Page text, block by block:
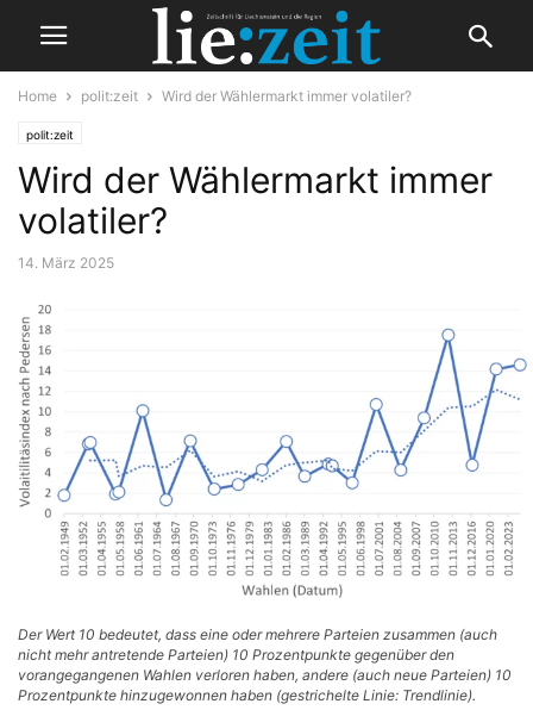
Home polit:zeit Wird der Wählermarkt immer volatiler?
polit:zeit
Wird der Wählermarkt immer
volatiler?
14. März 2025
Der Wert 10 bedeutet, dass eine oder mehrere Parteien zusammen (auch
nicht mehr antretende Parteien) 10 Prozentpunkte gegenüber den
vorangegangenen Wahlen verloren haben, andere (auch neue Parteien) 10
Prozentpunkte hinzugewonnen haben (gestrichelte Linie: Trendlinie).